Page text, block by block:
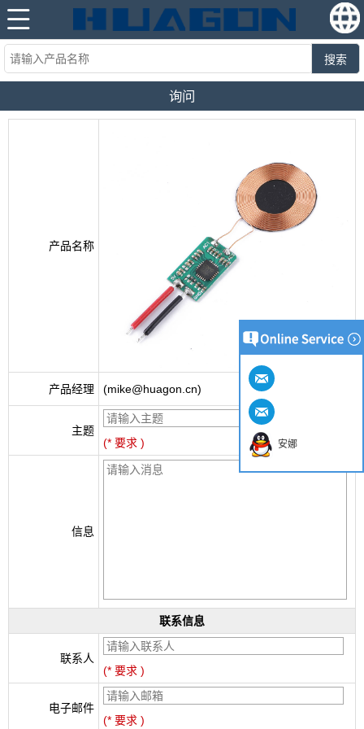
搜索
询问
产品名称
产品经理 (mike@huagon.cn)
主题
(* 要求 )
信息
联系信息
联系人
(* 要求 )
电子邮件
(* 要求 )
安娜